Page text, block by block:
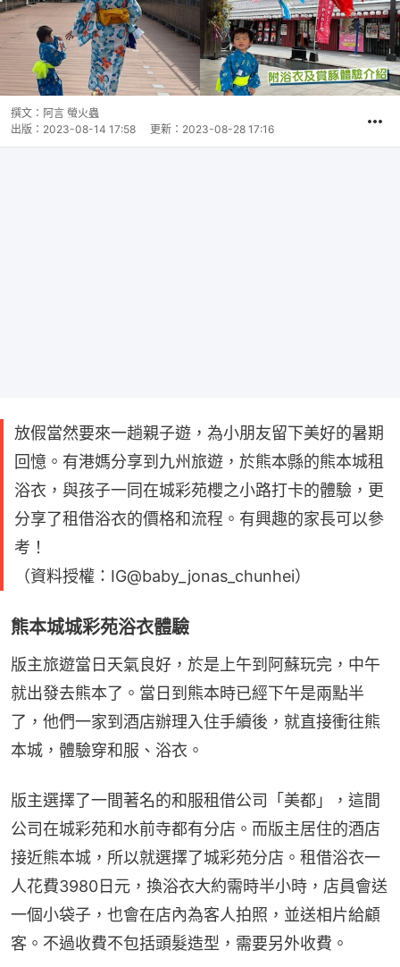
撰文： 阿言 螢火蟲
出版： 2023-08-14 17:58 更新： 2023-08-28 17:16
放假當然要來一趟親子遊，為小朋友留下美好的暑期
回憶。有港媽分享到九州旅遊，於熊本縣的熊本城租
浴衣，與孩子一同在城彩苑櫻之小路打卡的體驗，更
分享了租借浴衣的價格和流程。有興趣的家長可以參
考！
（資料授權：IG@baby_jonas_chunhei）
熊本城城彩苑浴衣體驗
版主旅遊當日天氣良好，於是上午到阿蘇玩完，中午
就出發去熊本了。當日到熊本時已經下午是兩點半
了，他們一家到酒店辦理入住手續後，就直接衝往熊
本城，體驗穿和服、浴衣。
版主選擇了一間著名的和服租借公司「美都」，這間
公司在城彩苑和水前寺都有分店。而版主居住的酒店
接近熊本城，所以就選擇了城彩苑分店。租借浴衣一
人花費3980日元，換浴衣大約需時半小時，店員會送
一個小袋子，也會在店內為客人拍照，並送相片給顧
客。不過收費不包括頭髮造型，需要另外收費。